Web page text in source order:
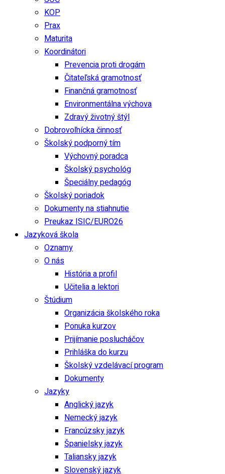
KOP
Prax
Maturita
Koordinátori
Prevencia proti drogám
Čitateľská gramotnosť
Finančná gramotnosť
Environmentálna výchova
Zdravý životný štýl
Dobrovoľnícka činnosť
Školský podporný tím
Výchovný poradca
Školský psychológ
Špeciálny pedagóg
Školský poriadok
Dokumenty na stiahnutie
Preukaz ISIC/EURO26
Jazyková škola
Oznamy
O nás
História a profil
Učitelia a lektori
Štúdium
Organizácia školského roka
Ponuka kurzov
Prijímanie poslucháčov
Prihláška do kurzu
Školský vzdelávací program
Dokumenty
Jazyky
Anglický jazyk
Nemecký jazyk
Francúzsky jazyk
Španielsky jazyk
Taliansky jazyk
Slovenský jazyk